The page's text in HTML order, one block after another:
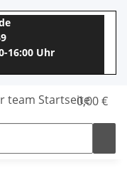
16:00 Uhr
0,00 €